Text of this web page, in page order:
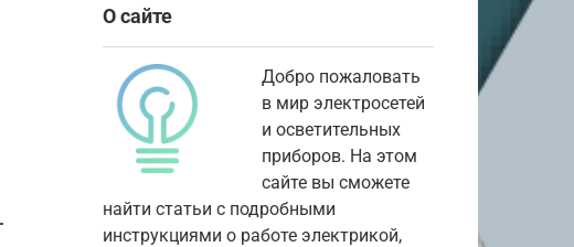
О сайте
Добро пожаловать
в мир электросетей
и осветительных
приборов. На этом
сайте вы сможете
найти статьи с подробными
инструкциями о работе электрикой,